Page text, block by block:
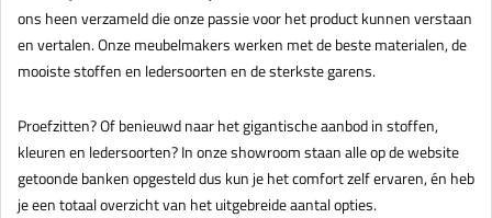
ons heen verzameld die onze passie voor het product kunnen verstaan
en vertalen. Onze meubelmakers werken met de beste materialen, de
mooiste stoffen en ledersoorten en de sterkste garens.
Proefzitten? Of benieuwd naar het gigantische aanbod in stoffen,
kleuren en ledersoorten? In onze showroom staan alle op de website
getoonde banken opgesteld dus kun je het comfort zelf ervaren, én heb
je een totaal overzicht van het uitgebreide aantal opties.